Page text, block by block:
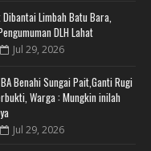
Limbah Batu Bara,
DLH Lahat
Jul 29, 2026
Benahi Sungai Pait,Ganti Rugi
Warga : Mungkin inilah
Jul 29, 2026